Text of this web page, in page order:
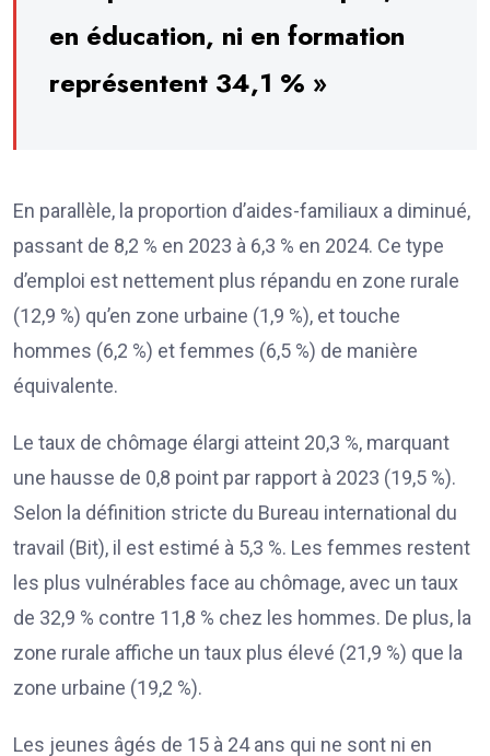
en éducation, ni en formation
représentent 34,1 % »
En parallèle, la proportion d’aides-familiaux a diminué,
passant de 8,2 % en 2023 à 6,3 % en 2024. Ce type
d’emploi est nettement plus répandu en zone rurale
(12,9 %) qu’en zone urbaine (1,9 %), et touche
hommes (6,2 %) et femmes (6,5 %) de manière
équivalente.
Le taux de chômage élargi atteint 20,3 %, marquant
une hausse de 0,8 point par rapport à 2023 (19,5 %).
Selon la définition stricte du Bureau international du
travail (Bit), il est estimé à 5,3 %. Les femmes restent
les plus vulnérables face au chômage, avec un taux
de 32,9 % contre 11,8 % chez les hommes. De plus, la
zone rurale affiche un taux plus élevé (21,9 %) que la
zone urbaine (19,2 %).
Les jeunes âgés de 15 à 24 ans qui ne sont ni en